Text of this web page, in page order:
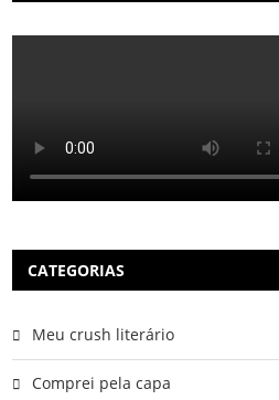
CATEGORIAS
Meu crush literário
Comprei pela capa